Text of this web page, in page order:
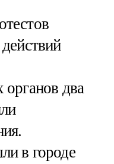
органов два
в городе